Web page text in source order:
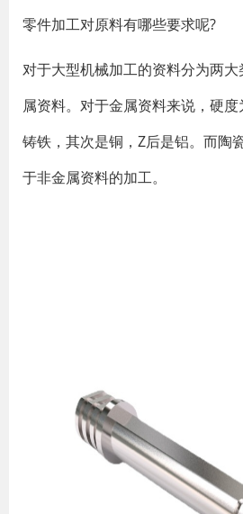
零件加工对原料有哪些要求呢?
对于大型机械加工的资料分为两
属资料。对于金属资料来说，硬
铸铁，其次是铜，Z后是铝。而陶
于非金属资料的加工。